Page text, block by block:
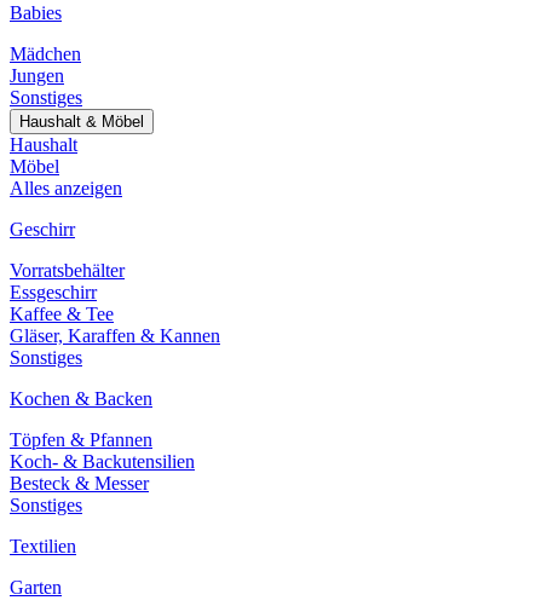
Babies
Mädchen
Jungen
Sonstiges
Haushalt & Möbel
Haushalt
Möbel
Alles anzeigen
Geschirr
Vorratsbehälter
Essgeschirr
Kaffee & Tee
Gläser, Karaffen & Kannen
Sonstiges
Kochen & Backen
Töpfen & Pfannen
Koch- & Backutensilien
Besteck & Messer
Sonstiges
Textilien
Garten